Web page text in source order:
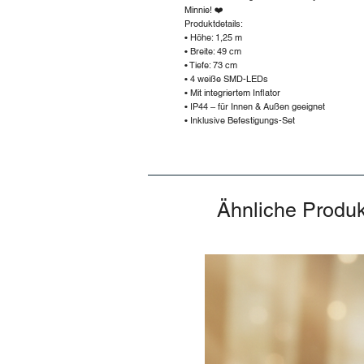
Minnie! ❤️
Produktdetails:
• Höhe: 1,25 m
• Breite: 49 cm
• Tiefe: 73 cm
• 4 weiße SMD-LEDs
• Mit integriertem Inflator
• IP44 – für Innen & Außen geeignet
• Inklusive Befestigungs-Set
Ähnliche